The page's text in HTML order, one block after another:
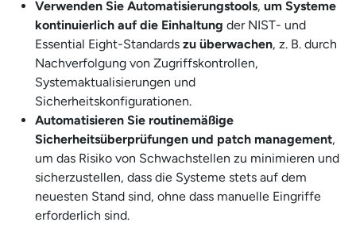
Verwenden Sie Automatisierungstools, um Systeme
kontinuierlich auf die Einhaltung der NIST- und
Essential Eight-Standards zu überwachen, z. B. durch
Nachverfolgung von Zugriffskontrollen,
Systemaktualisierungen und
Sicherheitskonfigurationen.
Automatisieren Sie routinemäßige
Sicherheitsüberprüfungen und patch management,
um das Risiko von Schwachstellen zu minimieren und
sicherzustellen, dass die Systeme stets auf dem
neuesten Stand sind, ohne dass manuelle Eingriffe
erforderlich sind.